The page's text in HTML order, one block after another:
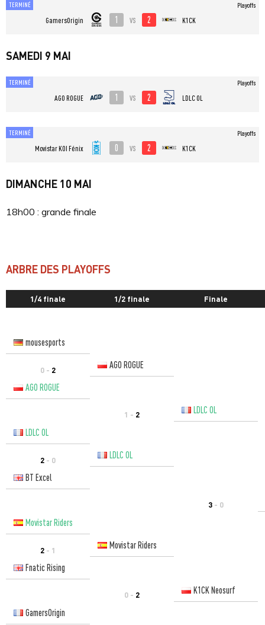
TERMINÉ
GamersOrigin 1 vs 2 K1CK
Playoffs
SAMEDI 9 MAI
TERMINÉ
AGO ROGUE 1 vs 2 LDLC OL
Playoffs
TERMINÉ
⁠Movistar KOI Fénix 0 vs 2 K1CK
Playoffs
DIMANCHE 10 MAI
18h00 : grande finale
ARBRE DES PLAYOFFS
1/4 finale 1/2 finale Finale
mousesports
0 - 2
AGO ROGUE
AGO ROGUE
1 - 2
LDLC OL
LDLC OL
2 - 0
LDLC OL
BT Excel
3 - 0
Movistar Riders
2 - 1
Movistar Riders
Fnatic Rising
0 - 2
K1CK Neosurf
GamersOrigin